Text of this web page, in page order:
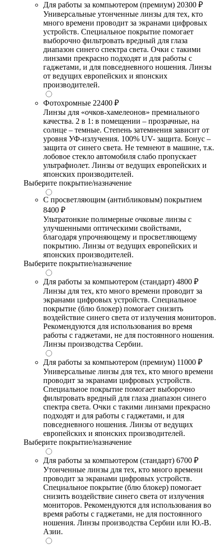
Для работы за компьютером (премиум) 20300 ₽
Универсальные утонченные линзы для тех, кто
много времени проводит за экранами цифровых
устройств. Специальное покрытие помогает
выборочно фильтровать вредный для глаза
диапазон синего спектра света. Очки с такими
линзами прекрасно подходят и для работы с
гаджетами, и для повседневного ношения. Линзы
от ведущих европейских и японских
производителей.
Фотохромные 22400 ₽
Линзы для «очков-хамелеонов» премиального
качества. 2 в 1: в помещении – прозрачные, на
солнце – темные. Степень затемнения зависит от
уровня УФ-излучения. 100% UV- защита. Бонус –
защита от синего света. Не темнеют в машине, т.к.
лобовое стекло автомобиля слабо пропускает
ультрафиолет. Линзы от ведущих европейских и
японских производителей.
Выберите покрытие/назначение
С просветляющим (антибликовым) покрытием
8400 ₽
Ультратонкие полимерные очковые линзы с
улучшенными оптическими свойствами,
благодаря упрочняющему и просветляющему
покрытию. Линзы от ведущих европейских и
японских производителей.
Выберите покрытие/назначение
Для работы за компьютером (стандарт) 4800 ₽
Линзы для тех, кто много времени проводит за
экранами цифровых устройств. Специальное
покрытие (блю блокер) помогает снизить
воздействие синего света от излучения мониторов.
Рекомендуются для использования во время
работы с гаджетами, не для постоянного ношения.
Линзы производства Сербии.
Для работы за компьютером (премиум) 11000 ₽
Универсальные линзы для тех, кто много времени
проводит за экранами цифровых устройств.
Специальное покрытие помогает выборочно
фильтровать вредный для глаза диапазон синего
спектра света. Очки с такими линзами прекрасно
подходят и для работы с гаджетами, и для
повседневного ношения. Линзы от ведущих
европейских и японских производителей.
Выберите покрытие/назначение
Для работы за компьютером (стандарт) 6700 ₽
Утонченные линзы для тех, кто много времени
проводит за экранами цифровых устройств.
Специальное покрытие (блю блокер) помогает
снизить воздействие синего света от излучения
мониторов. Рекомендуются для использования во
время работы с гаджетами, не для постоянного
ношения. Линзы производства Сербии или Ю.-В.
Азии.